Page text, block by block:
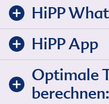
HiPP
HiPP App
Optimale
berechnen: